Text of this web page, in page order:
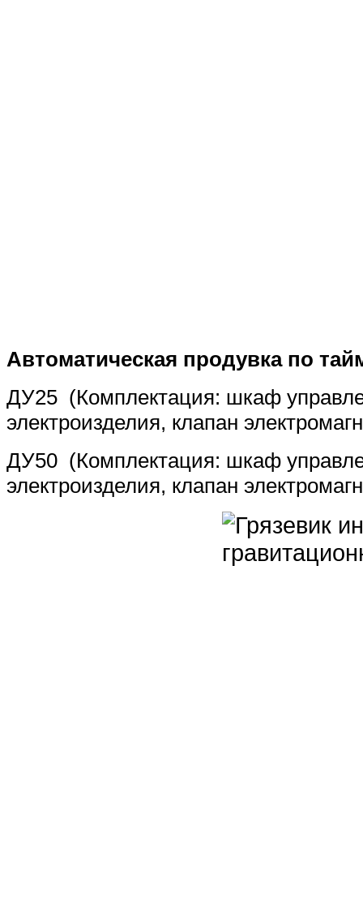
Автоматическая продувка по
ДУ25 (Комплектация: шкаф
электроизделия, клапан
ДУ50 (Комплектация: шкаф
электроизделия, клапан